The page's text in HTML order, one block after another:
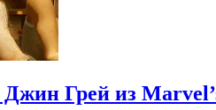
Грей из